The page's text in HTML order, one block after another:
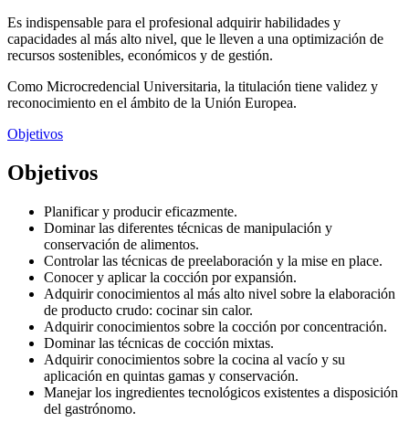
Es indispensable para el profesional adquirir habilidades y
capacidades al más alto nivel, que le lleven a una optimización de
recursos sostenibles, económicos y de gestión.
Como Microcredencial Universitaria, la titulación tiene validez y
reconocimiento en el ámbito de la Unión Europea.
Objetivos
Objetivos
Planificar y producir eficazmente.
Dominar las diferentes técnicas de manipulación y
conservación de alimentos.
Controlar las técnicas de preelaboración y la mise en place.
Conocer y aplicar la cocción por expansión.
Adquirir conocimientos al más alto nivel sobre la elaboración
de producto crudo: cocinar sin calor.
Adquirir conocimientos sobre la cocción por concentración.
Dominar las técnicas de cocción mixtas.
Adquirir conocimientos sobre la cocina al vacío y su
aplicación en quintas gamas y conservación.
Manejar los ingredientes tecnológicos existentes a disposición
del gastrónomo.